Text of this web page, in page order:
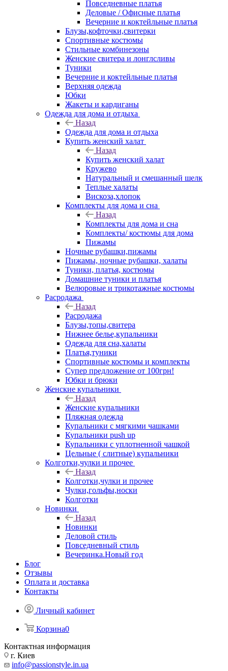
Повседневные платья
Деловые / Офисные платья
Вечерние и коктейльные платья
Блузы,кофточки,свитерки
Спортивные костюмы
Стильные комбинезоны
Женские свитера и лонглсливы
Туники
Вечерние и коктейльные платья
Верхняя одежда
Юбки
Жакеты и кардиганы
Одежда для дома и отдыха
Назад
Одежда для дома и отдыха
Купить женский халат
Назад
Купить женский халат
Кружево
Натуральный и смешанный шелк
Теплые халаты
Вискоза,хлопок
Комплекты для дома и сна
Назад
Комплекты для дома и сна
Комплекты/ костюмы для дома
Пижамы
Ночные рубашки,пижамы
Пижамы, ночные рубашки, халаты
Туники, платья, костюмы
Домашние туники и платья
Велюровые и трикотажные костюмы
Расродажа
Назад
Расродажа
Блузы,топы,свитера
Нижнее белье,купальники
Одежда для сна,халаты
Платья,туники
Спортивные костюмы и комплекты
Супер предложение от 100грн!
Юбки и брюки
Женские купальники
Назад
Женские купальники
Пляжная одежда
Купальники с мягкими чашками
Купальники push up
Купальники с уплотненной чашкой
Цельные ( слитные) купальники
Колготки,чулки и прочее
Назад
Колготки,чулки и прочее
Чулки,гольфы,носки
Колготки
Новинки
Назад
Новинки
Деловой стиль
Повседневный стиль
Вечеринка.Новый год
Блог
Отзывы
Оплата и доставка
Контакты
Личный кабинет
Корзина0
Контактная информация
г. Киев
info@passionstyle.in.ua